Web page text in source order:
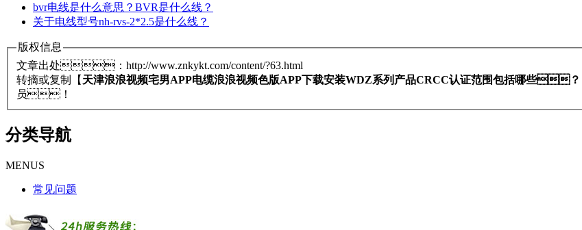
bvr电线是什么意思？BVR是什么线？
关于电线型号nh-rvs-2*2.5是什么线？
版权信息
文章出处：http://www.znkykt.com/content/?63.html
转摘或复制【 天津浪浪视频宅男APP电缆浪浪视频色版APP下载安装WDZ系列产品CRCC认证范围包括哪些？
员！
分类导航
MENUS
常见问题